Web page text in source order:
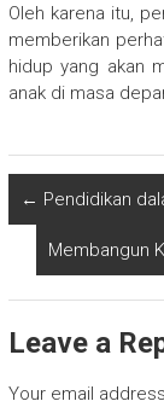
Oleh karena itu,
memberikan
hidup yang akan
anak di masa
← Pendidikan
Membangun
Leave a
Your email